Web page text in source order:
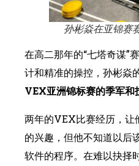
孙彬焱在亚锦赛
在高二那年的“七塔奇谋”
计和精准的操控，孙彬焱
VEX亚洲锦标赛的季军和
两年的VEX比赛经历，让
的兴趣，但他不知道以后
软件的程序。在难以抉择